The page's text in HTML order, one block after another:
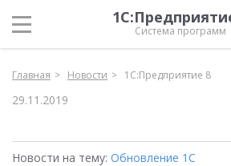
Система программ
Главная Новости 1С:Предприятие 8
29.11.2019
Новости на тему: Обновление 1С